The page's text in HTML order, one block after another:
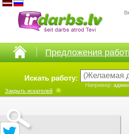
Предложения
Искать работу:
Например:
Закрыть искателей